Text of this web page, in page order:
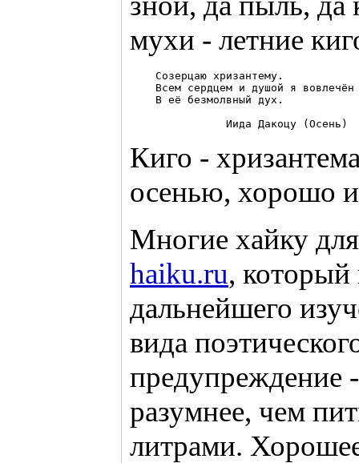
мухи - летние
    Созерцаю хризантему.
Всем сердцем и душой я
    В её безмолвный дух.
Киго -
осенью, хорошо
Многие хайку для
haiku.ru,
дальнейшего
вида
предупреждение
разумнее, чем
литрами.